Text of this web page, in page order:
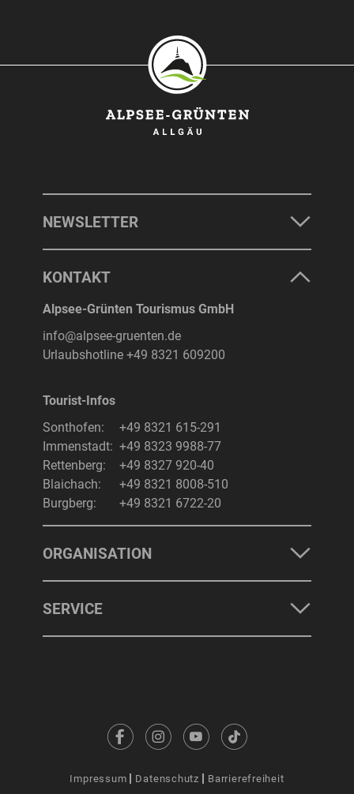
NEWSLETTER
KONTAKT
Alpsee-Grünten Tourismus GmbH
info@alpsee-gruenten.de
Urlaubshotline +49 8321 609200
Tourist-Infos
Sonthofen:
+49 8321 615-291
Immenstadt: +49 8323 9988-77
Rettenberg:
+49 8327 920-40
Blaichach:
+49 8321 8008-510
Burgberg:
+49 8321 6722-20
ORGANISATION
SERVICE
Impressum Datenschutz Barrierefreiheit